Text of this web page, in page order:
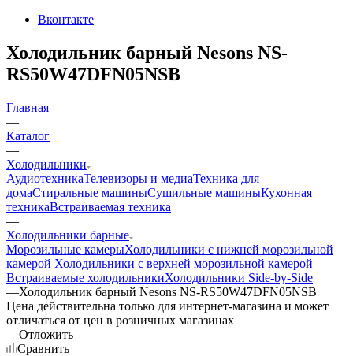
Вконтакте
Холодильник барный Nesons NS-
RS50W47DFN05NSB
Главная
—
Каталог
—
Холодильники
АудиотехникаТелевизоры и медиаТехника для
домаСтиральные машиныСушильные машиныКухонная
техникаВстраиваемая техника
—
Холодильники барные
Морозильные камерыХолодильники с нижней морозильной
камерой Холодильники с верхней морозильной камерой
Встраиваемые холодильникиХолодильники Side-by-Side
—Холодильник барный Nesons NS-RS50W47DFN05NSB
Цена действительна только для интернет-магазина и может
отличаться от цен в розничных магазинах
Отложить
Сравнить